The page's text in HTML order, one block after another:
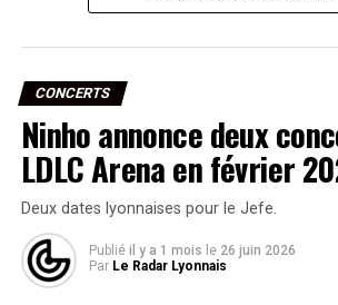
CONCERTS
Ninho annonce deux
LDLC Arena en février
Deux dates lyonnaises pour le Jefe.
Publié il y a 1 mois le 26 juin 2026
Par Le Radar Lyonnais